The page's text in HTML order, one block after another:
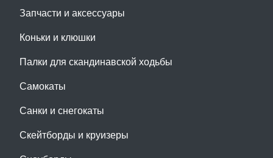
Запчасти и аксессуары
Коньки и клюшки
Палки для скандинавской ходьбы
Самокаты
Санки и снегокаты
Скейтборды и круизеры